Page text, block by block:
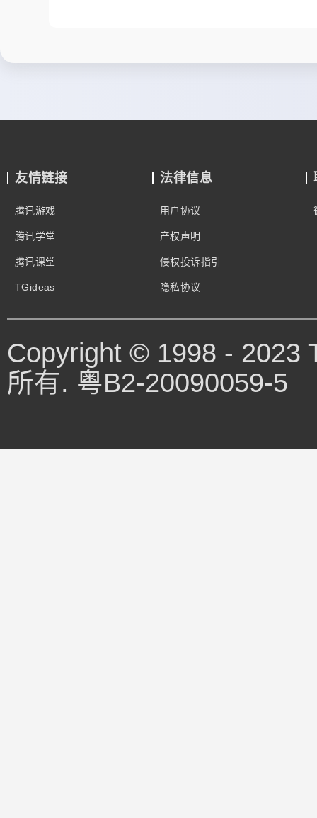
友情链接
腾讯游戏
腾讯学堂
腾讯课堂
TGideas
法律信息
用户协议
产权声明
侵权投诉指引
隐私协议
Copyright © 1998 - 2023
所有. 粤B2-20090059-5